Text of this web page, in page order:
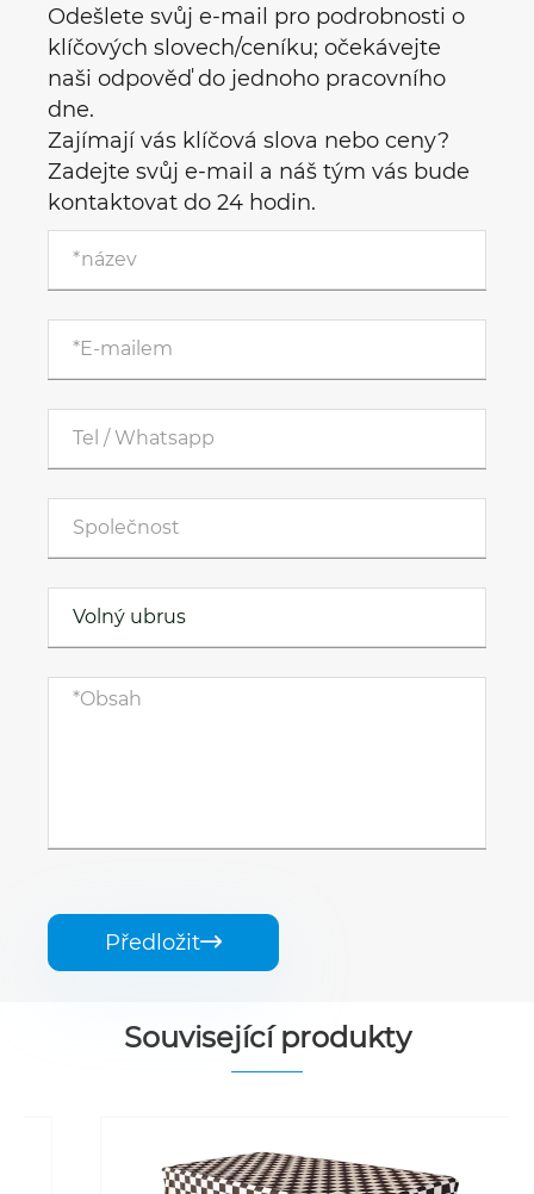
Odešlete svůj e-mail pro podrobnosti o
klíčových slovech/ceníku; očekávejte
naši odpověď do jednoho pracovního
dne.
Zajímají vás klíčová slova nebo ceny?
Zadejte svůj e-mail a náš tým vás bude
kontaktovat do 24 hodin.
Předložit
Související produkty